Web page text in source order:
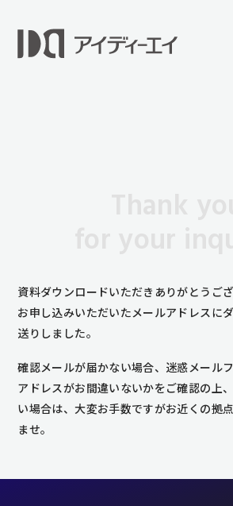
資料ダウンロードいただきありがとうござ
お申し込みいただいたメールアドレスに
送りしました。
確認メールが届かない場合、 迷惑メール
アドレスがお間違いないかをご確認の上、
い場合は、大変お手数ですがお近くの拠
ませ。